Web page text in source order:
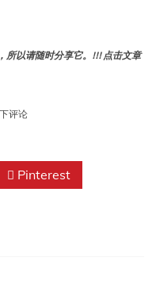
所以请随时分享它。!!! 点击文章
评论
Pinterest